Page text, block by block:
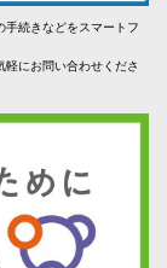
手続きなどをスマートフ
にお問い合わせくださ